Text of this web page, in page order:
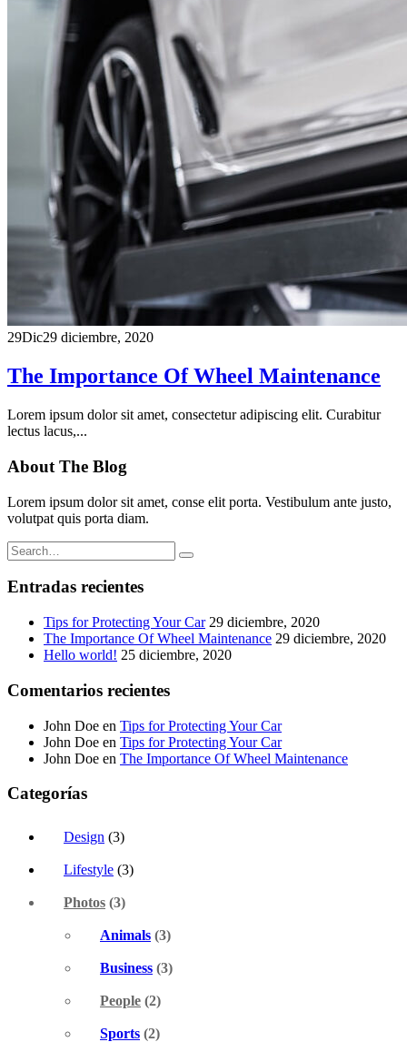
29Dic29 diciembre, 2020
The Importance Of Wheel Maintenance
Lorem ipsum dolor sit amet, consectetur adipiscing elit. Curabitur
lectus lacus,...
About The Blog
Lorem ipsum dolor sit amet, conse elit porta. Vestibulum ante justo,
volutpat quis porta diam.
Entradas recientes
Tips for Protecting Your Car 29 diciembre, 2020
The Importance Of Wheel Maintenance 29 diciembre, 2020
Hello world! 25 diciembre, 2020
Comentarios recientes
John Doe en Tips for Protecting Your Car
John Doe en Tips for Protecting Your Car
John Doe en The Importance Of Wheel Maintenance
Categorías
Design (3)
Lifestyle (3)
Photos (3)
Animals (3)
Business (3)
People (2)
Sports (2)